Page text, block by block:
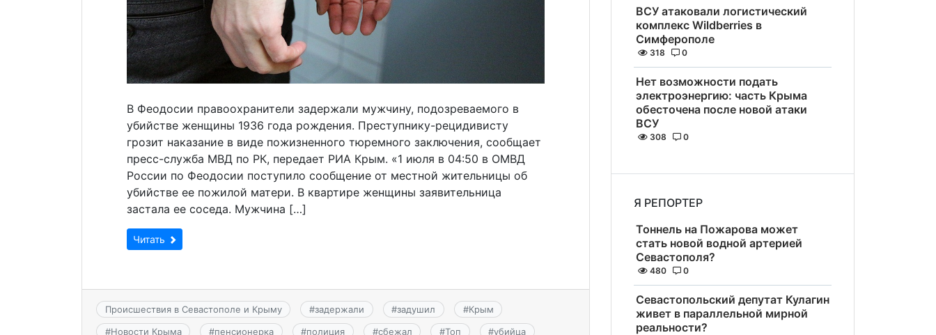
В Феодосии правоохранители задержали мужчину, подозреваемого в
убийстве женщины 1936 года рождения. Преступнику-рецидивисту
грозит наказание в виде пожизненного тюремного заключения, сообщает
пресс-служба МВД по РК, передает РИА Крым. «1 июля в 04:50 в ОМВД
России по Феодосии поступило сообщение от местной жительницы об
убийстве ее пожилой матери. В квартире женщины заявительница
застала ее соседа. Мужчина […]
Читать
Происшествия в Севастополе и Крыму #задержали #задушил #Крым
#Новости Крыма #пенсионерка #полиция #сбежал #Топ #убийца
ВСУ атаковали логистический
комплекс Wildberries в
Симферополе
318 0
Нет возможности подать
электроэнергию: часть Крыма
обесточена после новой атаки
ВСУ
308 0
Я РЕПОРТЕР
Тоннель на Пожарова может
стать новой водной артерией
Севастополя?
480 0
Севастопольский депутат Кулагин
живет в параллельной мирной
реальности?